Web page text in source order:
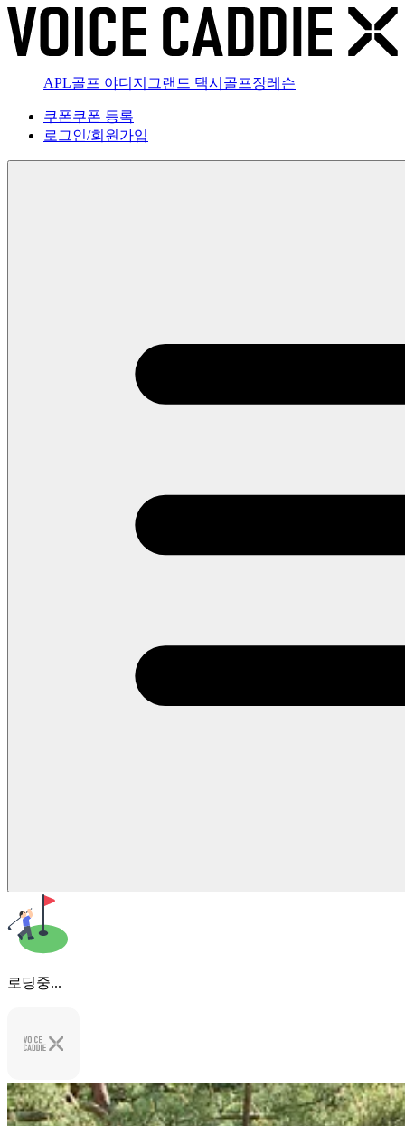
APL골프 야디지 그랜드 택시 골프장레슨
쿠폰쿠폰 등록
로그인/회원가입
로딩중...